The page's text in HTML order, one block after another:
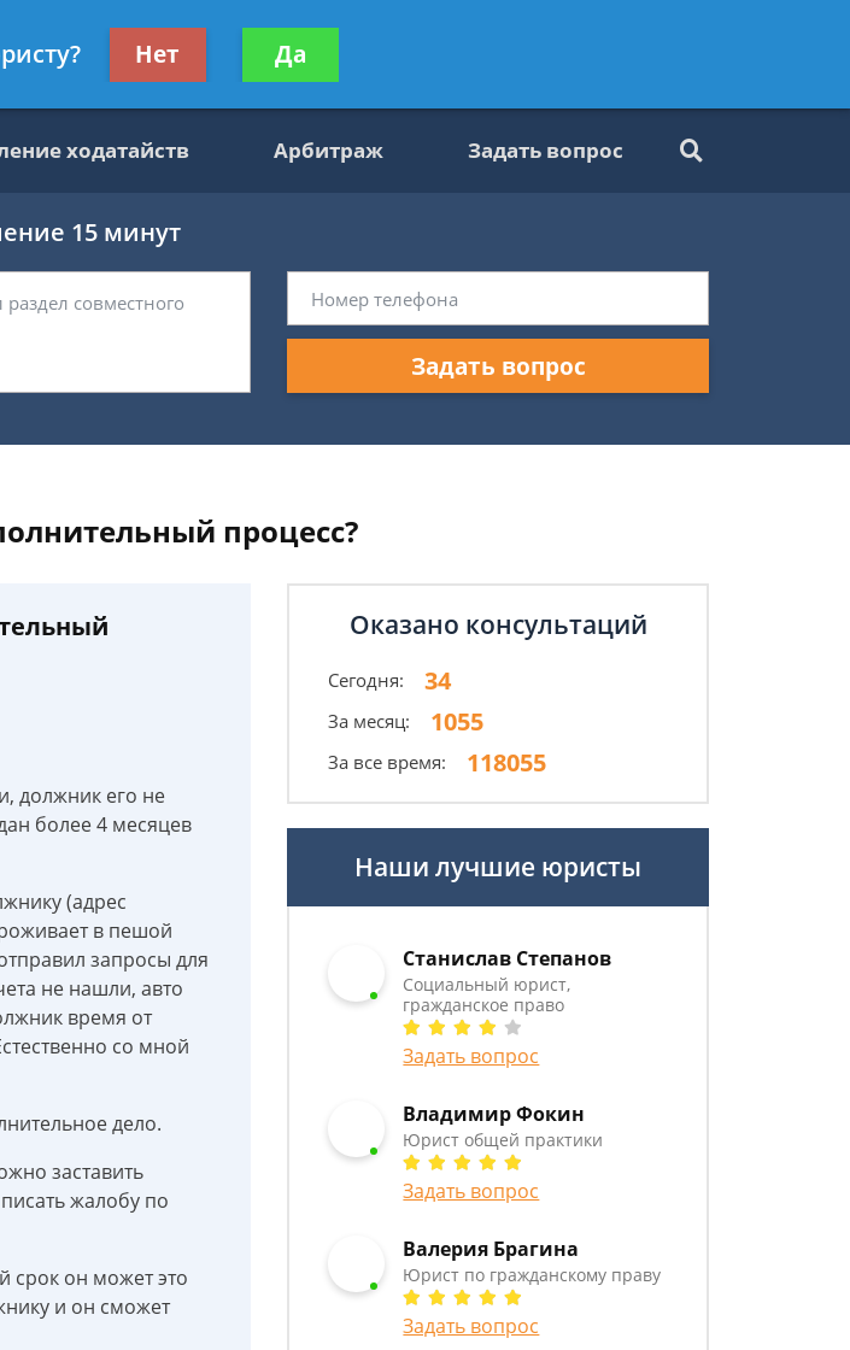
Получите консультацию
бесплатно
ходатайств Арбитраж Задать вопрос
15 минут
Задать вопрос
процесс?
должник его не
более 4 месяцев
(адрес
в пешой
запросы для
не нашли, авто
время от
со мной
дело.
заставить
жалобу по
срок он может это
и он сможет
Оказано консультаций
Сегодня: 34
За месяц: 1055
За все время: 118055
Наши лучшие юристы
Станислав Степанов
Социальный юрист,
гражданское право
Задать вопрос
Владимир Фокин
Юрист общей практики
Задать вопрос
Валерия Брагина
Юрист по гражданскому праву
Задать вопрос
Нет Да